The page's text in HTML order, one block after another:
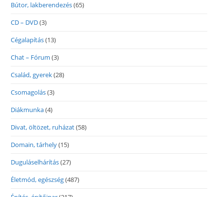
Bútor, lakberendezés(65)
CD – DVD(3)
Cégalapítás(13)
Chat – Fórum (3)
Család, gyerek(28)
Csomagolás(3)
Diákmunka(4)
Divat, öltözet, ruházat(58)
Domain, tárhely(15)
Duguláselhárítás(27)
Életmód, egészség(487)